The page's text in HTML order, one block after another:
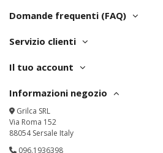
Domande frequenti (FAQ)
Servizio clienti
Il tuo account
Informazioni negozio
Grilca SRL
Via Roma 152
88054 Sersale Italy
096.1936398